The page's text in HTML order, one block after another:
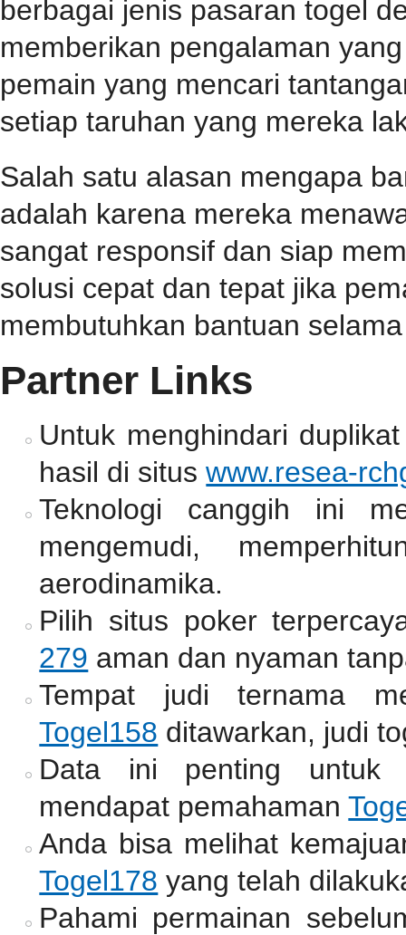
berbagai jenis pasaran togel
memberikan pengalaman
pemain yang mencari
setiap taruhan yang mereka
Salah satu alasan mengapa
adalah karena mereka
sangat responsif dan siap
solusi cepat dan tepat jika
membutuhkan bantuan
Partner Links
Untuk menghindari
hasil di situswww.resea-
Teknologi canggih ini
mengemudi,
aerodinamika.
Pilih situs poker
279 aman dan nyaman
Tempat judi ternama
Togel158 ditawarkan, judi
Data ini penting untuk
mendapat pemahaman
Anda bisa melihat
Togel178 yang telah
Pahami permainan